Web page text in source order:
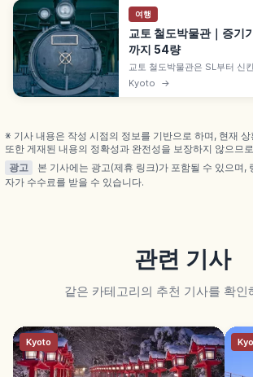
여행
교토 철도박물관｜증기
까지 54량
교토 철도박물관은 SL부터 신
전시하는 일본 최대급 철도박물
고, SL 스팀호, 운전 시뮬레이
Kyoto →
※ 기사 내용은 작성 시점의 정보를 기반으로 하며, 현재
또한 게재된 내용의 정확성과 완전성을 보장하지 않으므
광고
본 기사에는 광고(제휴 링크)가 포함될 수 있으며,
자가 수수료를 받을 수 있습니다.
관련 기사
같은 카테고리의 추천 기사를 확인
Kyoto